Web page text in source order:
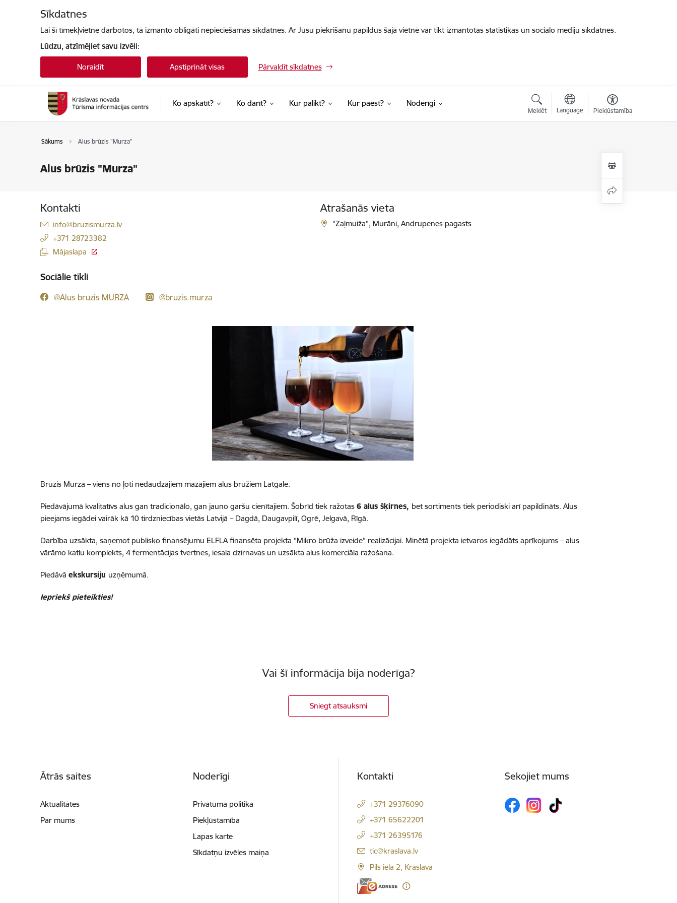
Sīkdatnes
Lai šī tīmekļvietne darbotos, tā izmanto obligāti nepieciešamās sīkdatnes. Ar Jūsu piekrišanu papildus šajā vietnē var tikt izmantotas statistikas un sociālo mediju sīkdatnes.
Lūdzu, atzīmējiet savu izvēli:
Noraidīt Apstiprināt visas Pārvaldīt sīkdatnes
Ko apskatīt? Ko darīt? Kur palikt? Kur paēst? Noderīgi
Meklēt Language Piekļūstamība
Sākums Alus brūzis "Murza"
Alus brūzis "Murza"
Kontakti
E-pasts:
info@bruzismurza.lv
+371 28723382
Mājaslapa
Atrašanās vieta
"Zaļmuiža", Murāni, Andrupenes pagasts
Sociālie tīkli
@Alus brūzis MURZA @bruzis.murza
Brūzis Murza – viens no ļoti nedaudzajiem mazajiem alus brūžiem Latgalē.
Piedāvājumā kvalitatīvs alus gan tradicionālo, gan jauno garšu cienītajiem. Šobrīd tiek ražotas 6 alus šķirnes, bet sortiments tiek periodiski arī papildināts. Alus
pieejams iegādei vairāk kā 10 tirdzniecības vietās Latvijā – Dagdā, Daugavpilī, Ogrē, Jelgavā, Rīgā.
Darbība uzsākta, saņemot publisko finansējumu ELFLA finansēta projekta “Mikro brūža izveide” realizācijai. Minētā projekta ietvaros iegādāts aprīkojums – alus
vārāmo katlu komplekts, 4 fermentācijas tvertnes, iesala dzirnavas un uzsākta alus komerciāla ražošana.
Piedāvā ekskursiju uzņēmumā.
Iepriekš pieteikties!
Vai šī informācija bija noderīga?
Sniegt atsauksmi
Ātrās saites
Aktualitātes
Par mums
Noderīgi
Privātuma politika
Piekļūstamība
Lapas karte
Sīkdatņu izvēles maiņa
Kontakti
+371 29376090
+371 65622201
+371 26395176
E-pasts:
tic@kraslava.lv
Pils iela 2, Krāslava
Sekojiet mums